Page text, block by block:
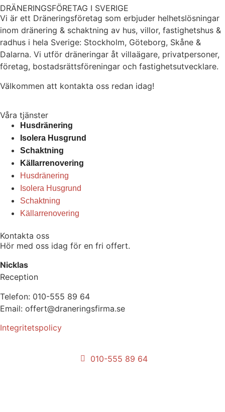
DRÄNERINGSFÖRETAG I SVERIGE
Vi är ett Dräneringsföretag som erbjuder helhetslösningar
inom dränering & schaktning av hus, villor, fastighetshus &
radhus i hela Sverige: Stockholm, Göteborg, Skåne &
Dalarna. Vi utför dräneringar åt villaägare, privatpersoner,
företag, bostadsrättsföreningar och fastighetsutvecklare.
Välkommen att kontakta oss redan idag!
Våra tjänster
Husdränering
Isolera Husgrund
Schaktning
Källarrenovering
Husdränering
Isolera Husgrund
Schaktning
Källarrenovering
Kontakta oss
Hör med oss idag för en fri offert.
Nicklas
Reception
Telefon: 010-555 89 64
Email: offert@draneringsfirma.se
Integritetspolicy
010-555 89 64